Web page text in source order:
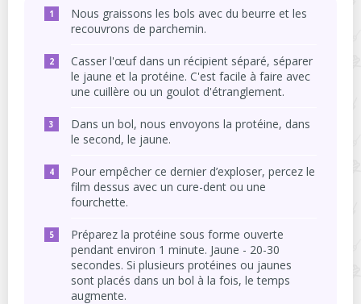
Nous graissons les bols avec du beurre et les
recouvrons de parchemin.
Casser l'œuf dans un récipient séparé, séparer
le jaune et la protéine. C'est facile à faire avec
une cuillère ou un goulot d'étranglement.
Dans un bol, nous envoyons la protéine, dans
le second, le jaune.
Pour empêcher ce dernier d’exploser, percez le
film dessus avec un cure-dent ou une
fourchette.
Préparez la protéine sous forme ouverte
pendant environ 1 minute. Jaune - 20-30
secondes. Si plusieurs protéines ou jaunes
sont placés dans un bol à la fois, le temps
augmente.